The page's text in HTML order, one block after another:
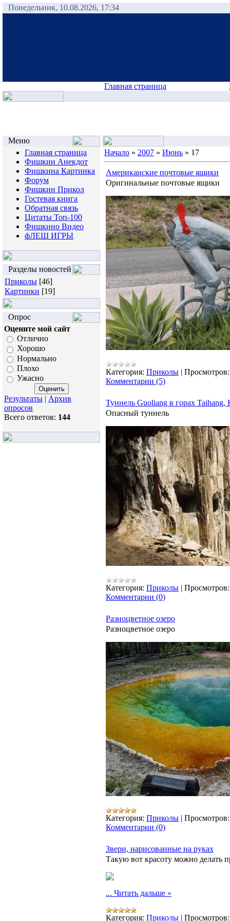
Понедельник, 10.08.2026, 17:34
Главная страница
Меню
Главная страница
Фишкин Анекдот
Фишкина Картинка
Форум
Фишкин Прикол
Гостевая книга
Обратная связь
Цитаты Топ-100
Фишкино Видео
фЛЕШ ИГРЫ
Разделы новостей
Приколы [46]
Картинки [19]
Опрос
Оцените мой сайт
Отлично
Хорошо
Нормально
Плохо
Ужасно
Результаты | Архив
опросов
Всего ответов: 144
Начало » 2007 » Июнь » 17
Американские почтовые ящики
Оригинальные почтовые ящики
Категория: Приколы | Просмотров:
Комментарии (5)
Туннель Guoliang в горах Taihang,
Опасный туннель
Категория: Приколы | Просмотров:
Комментарии (0)
Разноцветное озеро
Разноцветное озеро
Категория: Приколы | Просмотров:
Комментарии (0)
Звери, нарисованные на руках
Такую вот красоту можно делать
... Читать дальше »
Категория: Приколы | Просмотров: